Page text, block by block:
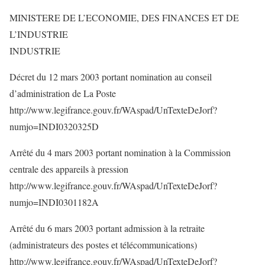
MINISTERE DE L’ECONOMIE, DES FINANCES ET DE
L’INDUSTRIE
INDUSTRIE
Décret du 12 mars 2003 portant nomination au conseil
d’administration de La Poste
http://www.legifrance.gouv.fr/WAspad/UnTexteDeJorf?
numjo=INDI0320325D
Arrêté du 4 mars 2003 portant nomination à la Commission
centrale des appareils à pression
http://www.legifrance.gouv.fr/WAspad/UnTexteDeJorf?
numjo=INDI0301182A
Arrêté du 6 mars 2003 portant admission à la retraite
(administrateurs des postes et télécommunications)
http://www.legifrance.gouv.fr/WAspad/UnTexteDeJorf?